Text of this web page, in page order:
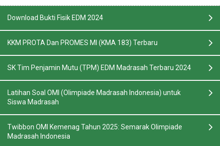
Download Bukti Fisik EDM 2024
KKM PROTA Dan PROMES MI (KMA 183) Terbaru
SK Tim Penjamin Mutu (TPM) EDM Madrasah Terbaru 2024
Latihan Soal OMI (Olimpiade Madrasah Indonesia) untuk
Siswa Madrasah
Twibbon OMI Kemenag Tahun 2025: Semarak Olimpiade
Madrasah Indonesia